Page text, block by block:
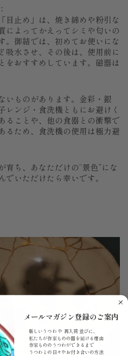
目止め」は、焼き締めや粉引な
によってかえってシミや匂いの
。御結では、初めてお使いにな
吸水させ、その後は、使用前に
をおすすめしています。磁器は
いものがあります。金彩・銀
レンジ・食洗機ともにお避けく
ることや、他の食器との衝撃で
るため、食洗機の使用は極力避
育ち、あなただけの“景色”にな
でいただけたら幸いです。
メールマガジン登録のご案内
新しいうつわ や 再入荷 並びに、
私たちが作家ものの器を届ける理由
作家もののうつわができるまで
うつわとの日々やお付き合いの方法